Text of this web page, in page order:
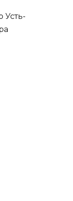
Усть-